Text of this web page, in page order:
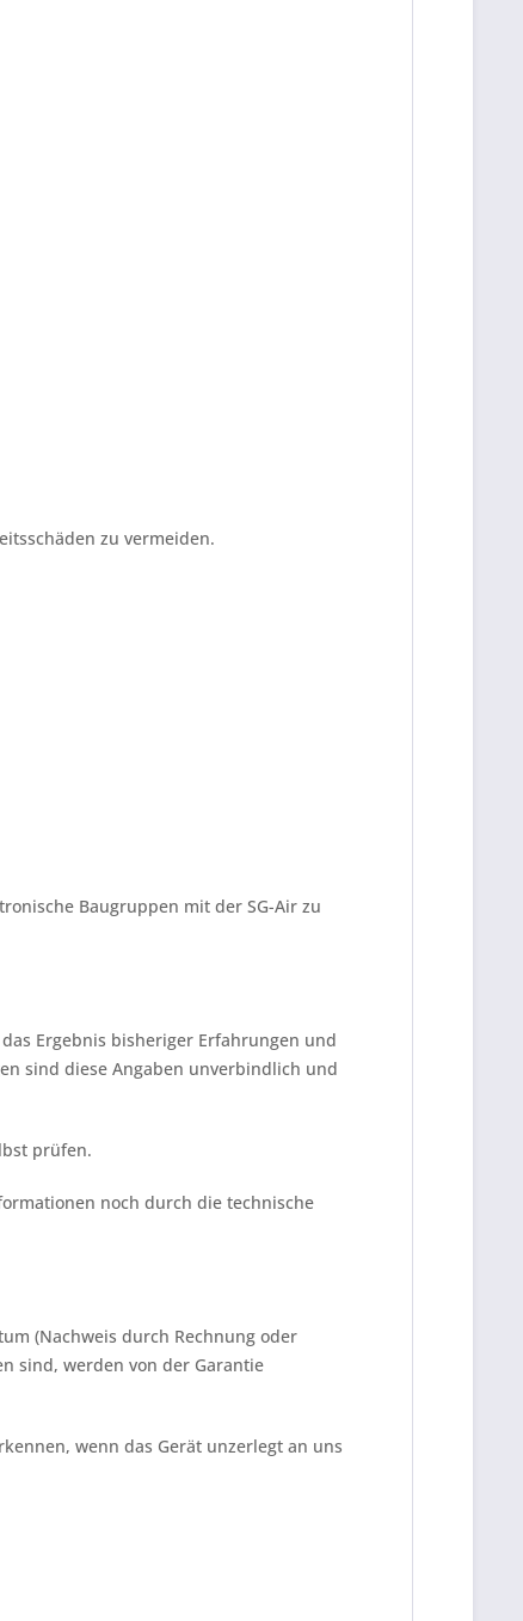
zu vermeiden.
Baugruppen mit der SG-Air zu
Ergebnis bisheriger Erfahrungen und
sind diese Angaben unverbindlich und
prüfen.
noch durch die technische
(Nachweis durch Rechnung oder
sind, werden von der Garantie
wenn das Gerät unzerlegt an uns